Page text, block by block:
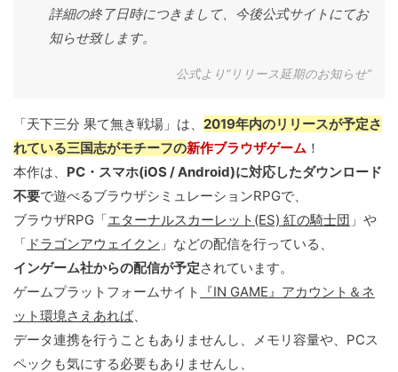
詳細の終了日時につきまして、今後公式サイトにてお
知らせ致します。
公式より“リリース延期のお知らせ”
「天下三分 果て無き戦場」は、 2019年内のリリースが予定さ
れている三国志がモチーフの新作ブラウザゲーム ！
本作は、 PC・スマホ(iOS / Android)に対応したダウンロード
不要で遊べるブラウザシミュレーションRPGで、
ブラウザRPG「エターナルスカーレット(ES) 紅の騎士団 」や
「 ドラゴンアウェイクン 」などの配信を行っている、
インゲーム社からの配信が予定されています。
ゲームプラットフォームサイト
『IN GAME』アカウント＆ネ
ット環境さえあれば、
データ連携を行うこともありませんし、メモリ容量や、PCス
ペックも気にする必要もありませんし、